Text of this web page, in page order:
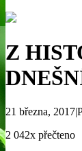
Z
21 března,
2 042x přečteno